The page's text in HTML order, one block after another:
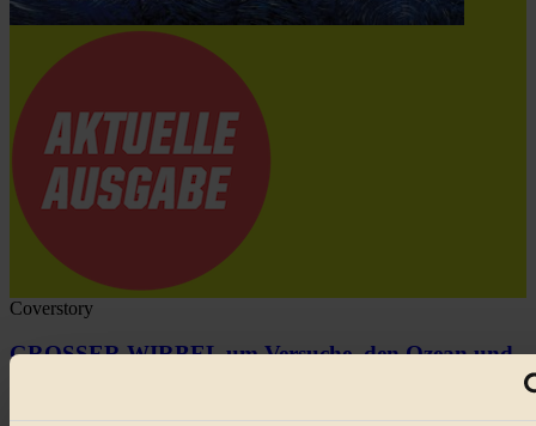
Coverstory
GROSSER WIRBEL um Versuche, den Ozean und